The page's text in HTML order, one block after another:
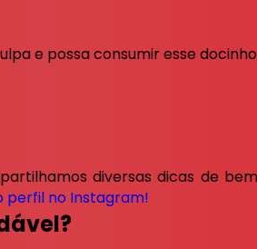
e possa consumir esse
diversas dicas de
perfil no Instagram!